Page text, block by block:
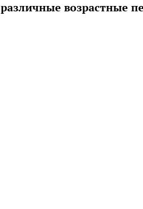
различные возрастные